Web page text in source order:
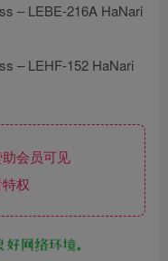
– LEBE-216A HaNari
– LEHF-152 HaNari
会员可见
权